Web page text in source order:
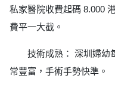
私家醫院收費起碼 8.000
費平一大截。
技術成熟： 深圳婦幼
常豐富，手術手勢快準。